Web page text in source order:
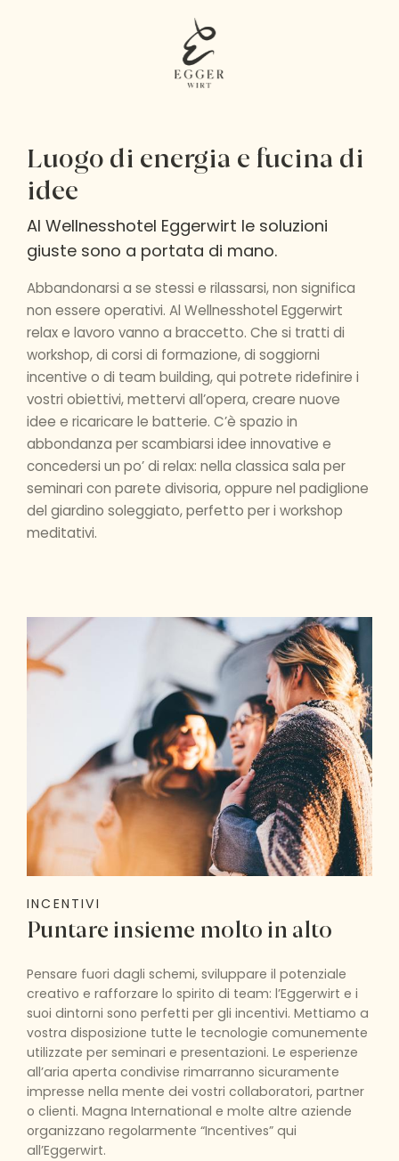
Luogo di energia e fucina di
idee
Al Wellnesshotel Eggerwirt le soluzioni
giuste sono a portata di mano.
Abbandonarsi a se stessi e rilassarsi, non significa
non essere operativi. Al Wellnesshotel Eggerwirt
relax e lavoro vanno a braccetto. Che si tratti di
workshop, di corsi di formazione, di soggiorni
incentive o di team building, qui potrete ridefinire i
vostri obiettivi, mettervi all’opera, creare nuove
idee e ricaricare le batterie. C’è spazio in
abbondanza per scambiarsi idee innovative e
concedersi un po’ di relax: nella classica sala per
seminari con parete divisoria, oppure nel padiglione
del giardino soleggiato, perfetto per i workshop
meditativi.
INCENTIVI
Puntare insieme molto in alto
Pensare fuori dagli schemi, sviluppare il potenziale
creativo e rafforzare lo spirito di team: l’Eggerwirt e i
suoi dintorni sono perfetti per gli incentivi. Mettiamo a
vostra disposizione tutte le tecnologie comunemente
utilizzate per seminari e presentazioni. Le esperienze
all’aria aperta condivise rimarranno sicuramente
impresse nella mente dei vostri collaboratori, partner
o clienti. Magna International e molte altre aziende
organizzano regolarmente “Incentives” qui
all’Eggerwirt.